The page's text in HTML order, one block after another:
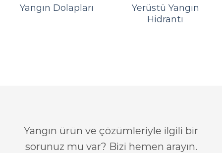
Yangın Dolapları
Yerüstü Yangın
Hidrantı
Yangın ürün ve çözümleriyle ilgili bir
sorunuz mu var? Bizi hemen arayın.